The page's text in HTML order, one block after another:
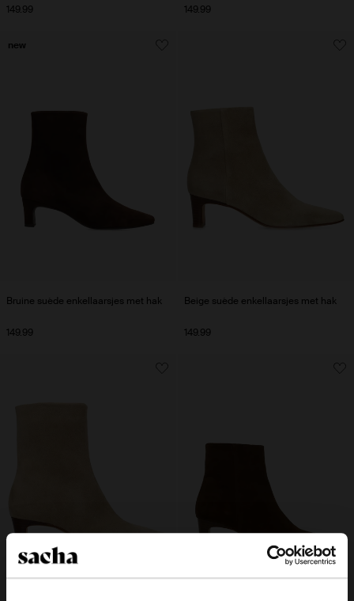
149.99
149.99
Bruine suède enkellaarsjes met hak
149.99
new
Beige suède enkellaarsjes met hak
149.99